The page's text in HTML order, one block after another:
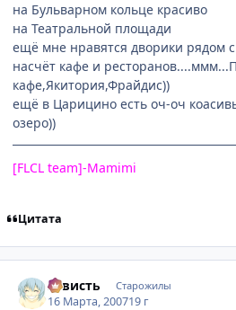
на Бульварном кольце красиво
на Театральной площади
ещё мне нравятся дворики рядом
насчёт кафе и
кафе,Якитория,Фрайдис))
ещё в Царицино есть оч-оч
озеро))
[FLCL team]-Mamimi
Цитата
3aвисть Старожилы
16 Марта, 200719 г